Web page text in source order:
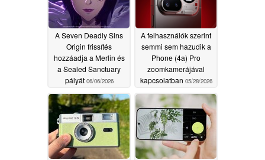
A Seven Deadly Sins
Origin frissítés
hozzáadja a Merlin és
a Sealed Sanctuary
pályát 06/06/2026
A felhasználók szerint
semmi sem hazudik a
Phone (4a) Pro
zoomkamerájával
kapcsolatban 05/28/2026